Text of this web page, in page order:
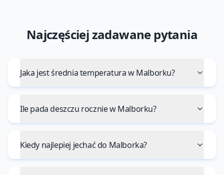
Najczęściej zadawane pytania
Jaka jest średnia temperatura w Malborku?
Ile pada deszczu rocznie w Malborku?
Kiedy najlepiej jechać do Malborka?